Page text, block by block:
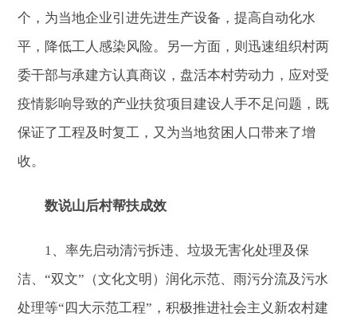
个，为当地企业引进先进生产设备，提高自动化水
平，降低工人感染风险。另一方面，则迅速组织村两
委干部与承建方认真商议，盘活本村劳动力，应对受
疫情影响导致的产业扶贫项目建设人手不足问题，既
保证了工程及时复工，又为当地贫困人口带来了增
收。
数说山后村帮扶成效
1、率先启动清污拆违、垃圾无害化处理及保
洁、“双文”（文化文明）润化示范、雨污分流及污水
处理等“四大示范工程”，积极推进社会主义新农村建